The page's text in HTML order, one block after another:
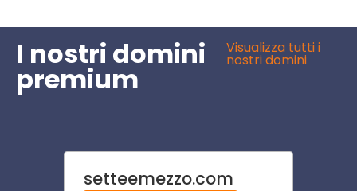
I nostri domini
premium
Visualizza tutti i
nostri domini
setteemezzo.com